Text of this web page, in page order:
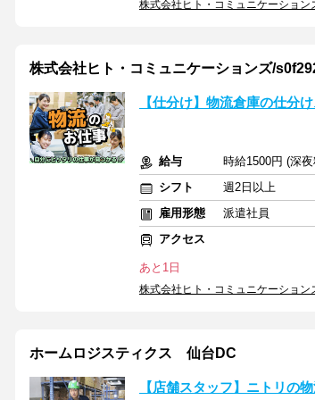
株式会社ヒト・コミュニケーション
株式会社ヒト・コミュニケーションズ/
【仕分け】物流倉庫の仕分
給与
時給1500円 (深
シフト
週2日以上
雇用形態
派遣社員
アクセス
あと1日
株式会社ヒト・コミュニケーション
ホームロジスティクス 仙台DC
【店舗スタッフ】ニトリの